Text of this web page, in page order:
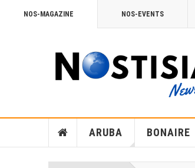
NOS-MAGAZINE NOS-EVENTS
ARUBA BONAIRE